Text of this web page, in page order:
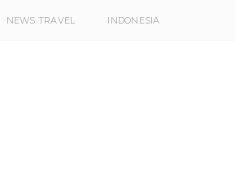
NEWS TRAVEL INDONESIA